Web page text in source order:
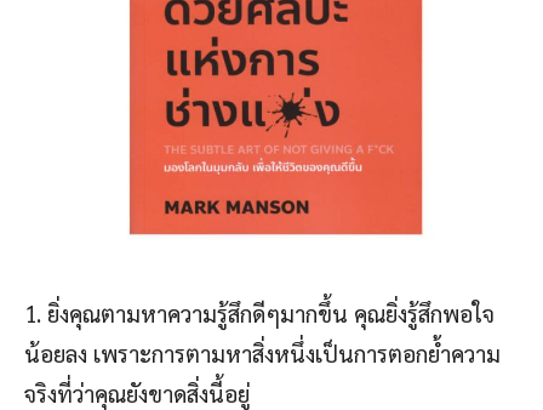
1. ยิ่งคุณตามหาความรู้สึกดีๆมากขึ้น คุณยิ่งรู้สึกพอใจ
น้อยลง เพราะการตามหาสิ่งหนึ่งเป็นการตอกย้ำความ
จริงที่ว่าคุณยังขาดสิ่งนี้อยู่